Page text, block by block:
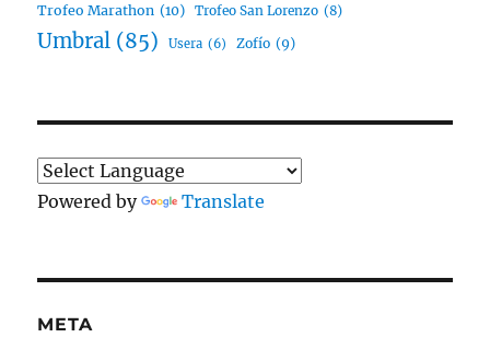
Trofeo Marathon (10) Trofeo San Lorenzo (8)
Umbral (85) Usera (6) Zofío (9)
Powered by Translate
META